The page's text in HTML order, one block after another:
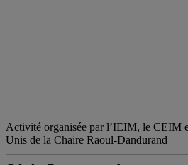
Activité organisée par l’IEIM, le CEIM
Unis de la Chaire Raoul-Dandurand